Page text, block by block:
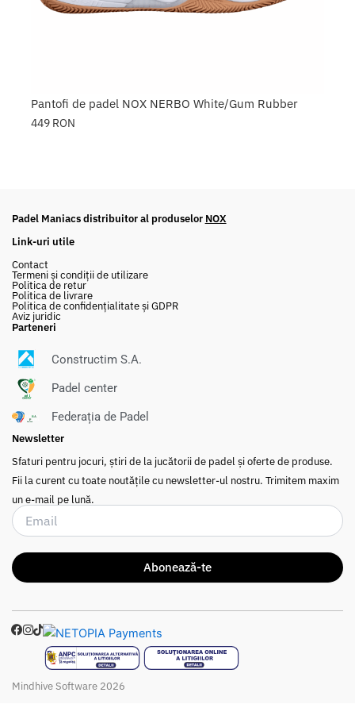
Pantofi de padel NOX NERBO White/Gum Rubber
449 RON
Padel Maniacs distribuitor al produselor NOX
Link-uri utile
Contact
Termeni și condiții de utilizare
Politica de retur
Politica de livrare
Politica de confidențialitate și GDPR
Aviz juridic
Parteneri
Constructim S.A.
Padel center
dinRomâia
FEDERAȚIA
DEPADEL Federația de Padel
Newsletter
Sfaturi pentru jocuri, știri de la jucătorii de padel și oferte de produse.
Fii la curent cu toate noutățile cu newsletter-ul nostru. Trimitem maxim
un e-mail pe lună.
Abonează-te
Mindhive Software 2026